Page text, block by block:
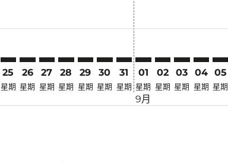
25
星期
26
星期
27
星期
28
星期
29
星期
30
星期
31
星期
01
星期
9月
02
星期
03
星期
04
星期
05
星期